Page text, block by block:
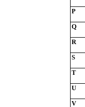
P
Q
R
S
T
U
V